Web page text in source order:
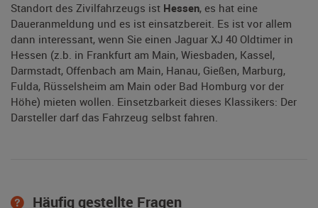
Standort des Zivilfahrzeugs ist Hessen, es hat eine
Daueranmeldung und es ist einsatzbereit. Es ist vor allem
dann interessant, wenn Sie einen Jaguar XJ 40 Oldtimer in
Hessen (z.b. in Frankfurt am Main, Wiesbaden, Kassel,
Darmstadt, Offenbach am Main, Hanau, Gießen, Marburg,
Fulda, Rüsselsheim am Main oder Bad Homburg vor der
Höhe) mieten wollen. Einsetzbarkeit dieses Klassikers: Der
Darsteller darf das Fahrzeug selbst fahren.
Häufig gestellte Fragen